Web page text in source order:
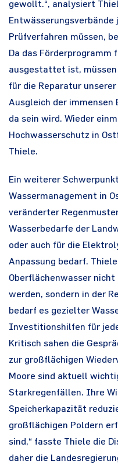
gewollt.“, analysiert
Prüfverfahren müssen,
Da das Förderprogramm
ausgestattet ist,
für die Reparatur
Ausgleich der immensen
da sein wird. Wieder
Hochwasserschutz in
Thiele.
Ein weiterer
Wassermanagement in
veränderter
Wasserbedarfe der
oder auch für die
Anpassung bedarf.
Oberflächenwasser nicht
werden, sondern in der
bedarf es gezielter
Investitionshilfen für
Kritisch sahen die
zur großflächigen
Moore sind aktuell
Starkregenfällen. Ihre
Speicherkapazität
großflächigen Poldern
sind,“ fasste Thiele die
daher die